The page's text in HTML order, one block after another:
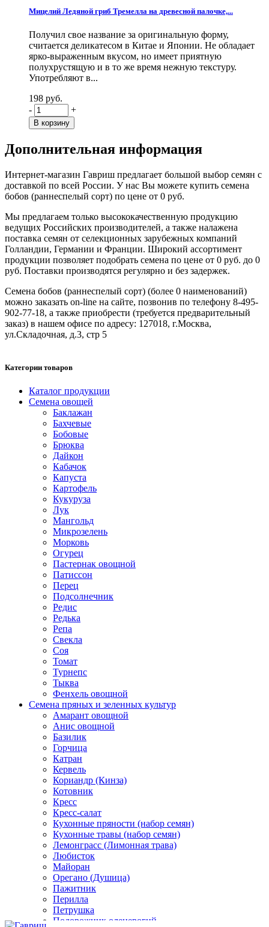
Мицелий Ледяной гриб Тремелла на древесной палочке,...
Получил свое название за оригинальную форму,
считается деликатесом в Китае и Японии. Не обладает
ярко-выраженным вкусом, но имеет приятную
полухрустящую и в то же время нежную текстуру.
Употребляют в...
198 руб.
-
+
Дополнительная информация
Интернет-магазин Гавриш предлагает большой выбор семян с
доставкой по всей России. У нас Вы можете купить семена
бобов (раннеспелый сорт) по цене от 0 руб.
Мы предлагаем только высококачественную продукцию
ведущих Российских производителей, а также налажена
поставка семян от селекционных зарубежных компаний
Голландии, Германии и Франции. Широкий ассортимент
продукции позволяет подобрать семена по цене от 0 руб. до 0
руб. Поставки производятся регулярно и без задержек.
Семена бобов (раннеспелый сорт) (более 0 наименований)
можно заказать on-line на сайте, позвонив по телефону 8-495-
902-77-18, а также приобрести (требуется предварительный
заказ) в нашем офисе по адресу: 127018, г.Москва,
ул.Складочная, д.3, стр 5
Категории товаров
Каталог продукции
Семена овощей
Баклажан
Бахчевые
Бобовые
Брюква
Дайкон
Кабачок
Капуста
Картофель
Кукуруза
Лук
Мангольд
Микрозелень
Морковь
Огурец
Пастернак овощной
Патиссон
Перец
Подсолнечник
Редис
Редька
Репа
Свекла
Соя
Томат
Турнепс
Тыква
Фенхель овощной
Семена пряных и зеленных культур
Амарант овощной
Анис овощной
Базилик
Горчица
Катран
Кервель
Кориандр (Кинза)
Котовник
Кресс
Кресс-салат
Кухонные пряности (набор семян)
Кухонные травы (набор семян)
Лемонграсс (Лимонная трава)
Любисток
Майоран
Орегано (Душица)
Пажитник
Перилла
Петрушка
Подорожник оленерогий